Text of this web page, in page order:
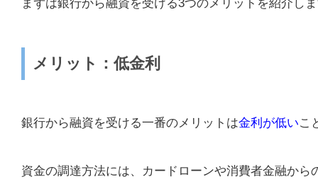
まずは銀行から融資を受ける3つのメリットを紹介し
メリット：低金利
銀行から融資を受ける一番のメリットは金利が低いこ
資金の調達方法には、カードローンや消費者金融か